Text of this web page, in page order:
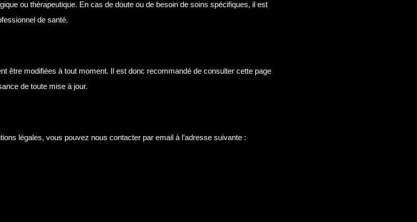
ou thérapeutique. En cas de doute ou de besoin de soins spécifiques, il est
de santé.
être modifiées à tout moment. Il est donc recommandé de consulter cette page
de toute mise à jour.
légales, vous pouvez nous contacter par email à l’adresse suivante :